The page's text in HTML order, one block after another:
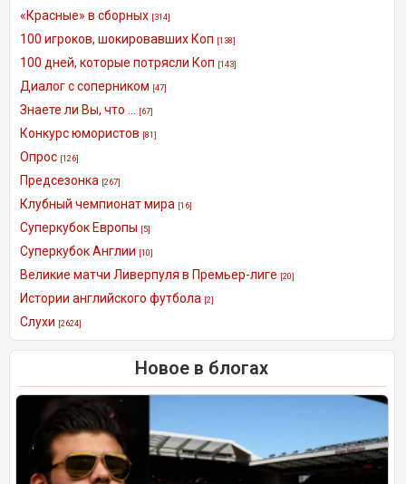
«Красные» в сборных [314]
100 игроков, шокировавших Коп [138]
100 дней, которые потрясли Коп [143]
Диалог с соперником [47]
Знаете ли Вы, что ... [67]
Конкурс юмористов [81]
Опрос [126]
Предсезонка [267]
Клубный чемпионат мира [16]
Суперкубок Европы [5]
Суперкубок Англии [10]
Великие матчи Ливерпуля в Премьер-лиге [20]
Истории английского футбола [2]
Слухи [2624]
Новое в блогах